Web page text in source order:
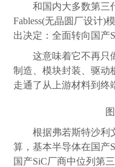
和国内大多数第三
Fabless(无晶圆厂设计)
出决定：全面转向国产
这意味着它不再只
制造、模块封装、驱动
走通了从上游材料到终
根据弗若斯特沙利
算，基本半导体在国产
国产SiC厂商中位列第